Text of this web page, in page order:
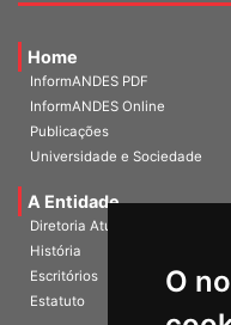
O
Home
InformANDES PDF
InformANDES Online
Publicações
Universidade e Sociedade
A Entidade
Diretoria Atual
História
Escritórios
Estatuto